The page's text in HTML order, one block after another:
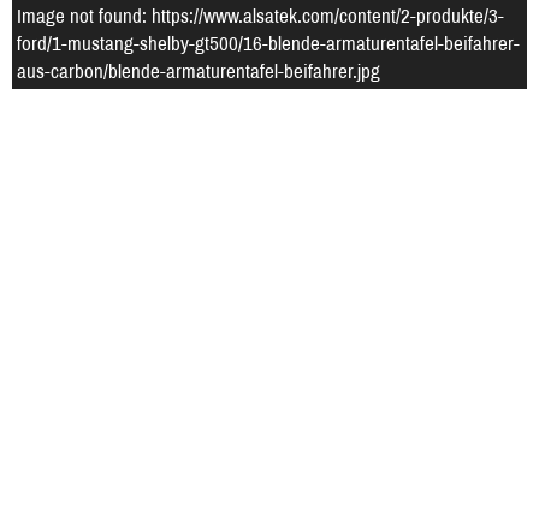
Image not found: https://www.alsatek.com/content/2-produkte/3-
ford/1-mustang-shelby-gt500/16-blende-armaturentafel-beifahrer-
aus-carbon/blende-armaturentafel-beifahrer.jpg